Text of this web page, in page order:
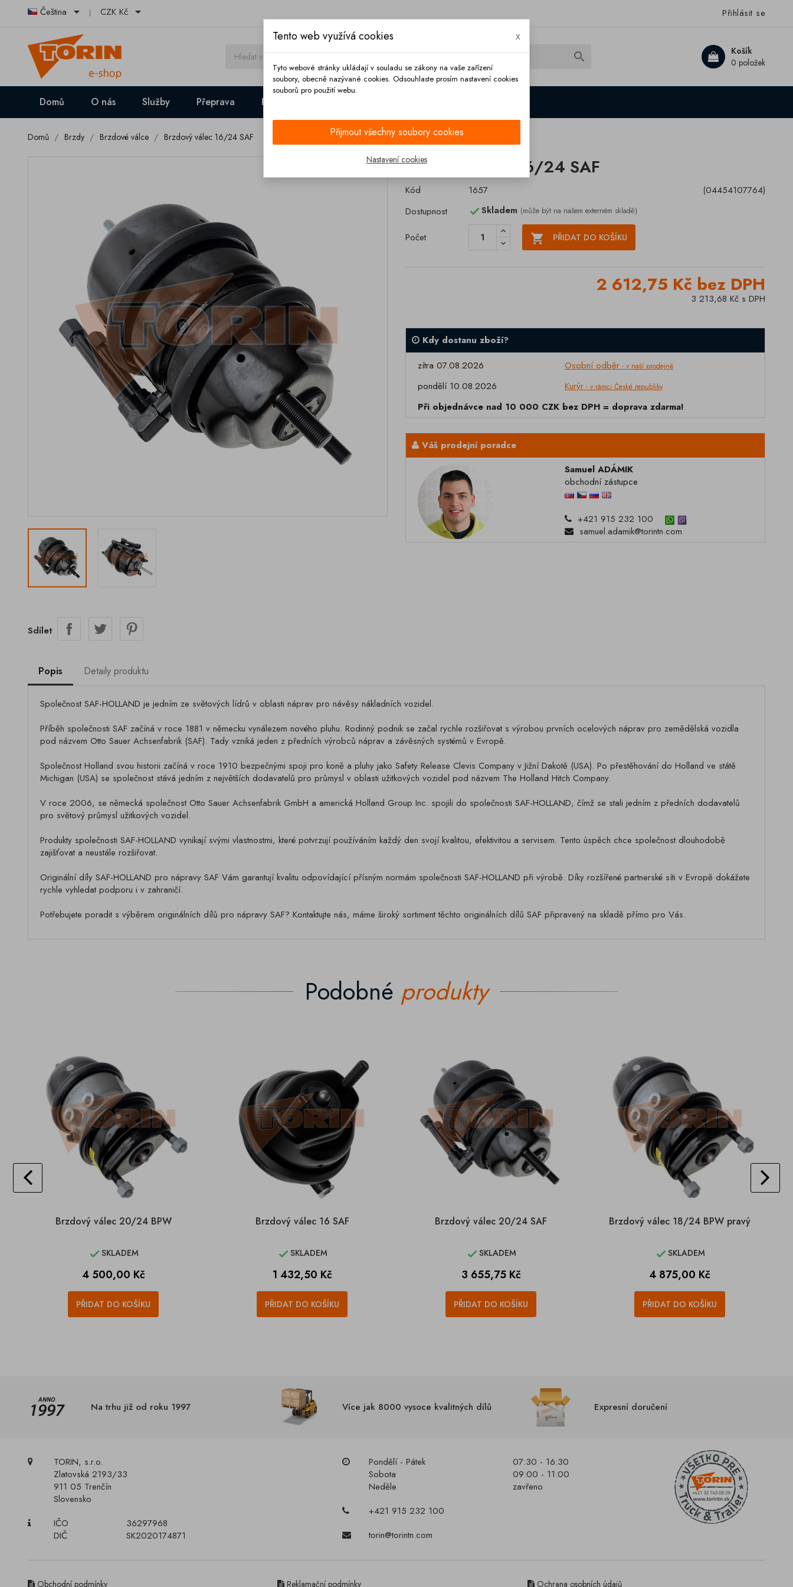
Čeština  CZK Kč  Přihlásit se
Košík
0 položek

Domů O nás Služby Přeprava Platba
Domů Brzdy Brzdové válce Brzdový válec 16/24 SAF
Brzdový válec 16/24 SAF
Kód 1657
(04454107764)
Dostupnost
Skladem (může být na našem externém skladě)
Počet  PŘIDAT DO KOŠÍKU
2 612,75 Kč bez DPH
3 213,68 Kč s DPH
Kdy dostanu zboží?
zítra 07.08.2026
Osobní odběr - v naší prodejně
pondělí 10.08.2026 Kurýr - v rámci České republiky
Při objednávce nad 10 000 CZK bez DPH = doprava zdarma!
Váš prodejní poradce
Samuel ADÁMIK
obchodní zástupce
+421 915 232 100
samuel.adamik@torintn.com
Sdílet
Popis Detaily produktu
Společnost SAF-HOLLAND je jedním ze světových lídrů v oblasti náprav pro návěsy nákladních vozidel.
Příběh společnosti SAF začíná v roce 1881 v německu vynálezem nového pluhu. Rodinný podnik se začal rychle rozšiřovat s výrobou prvních ocelových náprav pro zemědělská vozidla
pod názvem Otto Sauer Achsenfabrik (SAF). Tady vzniká jeden z předních výrobců náprav a závěsných systémů v Evropě.
Společnost Holland svou historii začíná v roce 1910 bezpečnými spoji pro koně a pluhy jako Safety Release Clevis Company v Jižní Dakotě (USA). Po přestěhování do Holland ve státě
Michigan (USA) se společnost stává jedním z největších dodavatelů pro průmysl v oblasti užitkových vozidel pod názvem The Holland Hitch Company.
V roce 2006, se německá společnost Otto Sauer Achsenfabrik GmbH a americká Holland Group Inc. spojili do společnosti SAF-HOLLAND, čímž se stali jedním z předních dodavatelů
pro světový průmysl užitkových vozidel.
Produkty společnosti SAF-HOLLAND vynikají svými vlastnostmi, které potvrzují používáním každý den svojí kvalitou, efektivitou a servisem. Tento úspěch chce společnost dlouhodobě
zajišťovat a neustále rozšiřovat.
Originální díly SAF-HOLLAND pro nápravy SAF Vám garantují kvalitu odpovídající přísným normám společnosti SAF-HOLLAND při výrobě. Díky rozšířené partnerské síti v Evropě dokážete
rychle vyhledat podporu i v zahraničí.
Potřebujete poradit s výběrem originálních dílů pro nápravy SAF? Kontaktujte nás, máme široký sortiment těchto originálních dílů SAF připravený na skladě přímo pro Vás.
Podobné produkty
Brzdový válec 20/24 BPW
SKLADEM
Cena
4 500,00 Kč
PŘIDAT DO KOŠÍKU
Brzdový válec 16 SAF
SKLADEM
Cena
1 432,50 Kč
PŘIDAT DO KOŠÍKU
Brzdový válec 20/24 SAF
SKLADEM
Cena
3 655,75 Kč
PŘIDAT DO KOŠÍKU
Brzdový válec 18/24 BPW pravý
SKLADEM
Cena
4 875,00 Kč
PŘIDAT DO KOŠÍKU
Na trhu již od roku 1997 Více jak 8000 vysoce kvalitných dílů Expresní doručení
TORIN, s.r.o.
Zlatovská 2193/33
911 05 Trenčín
Slovensko
IČO
36297968
DIČ
SK2020174871
Pondělí - Pátek
07:30 - 16:30
Sobota
09:00 - 11:00
Neděle
zavřeno
+421 915 232 100
torin@torintn.com
Obchodní podmínky Reklamační podmínky Ochrana osobních údajů
Tento web využívá cookies x
Tyto webové stránky ukládají v souladu se zákony na vaše zařízení
soubory, obecně nazývané cookies. Odsouhlaste prosím nastavení cookies
souborů pro použití webu.
Přijmout všechny soubory cookies
Nastavení cookies